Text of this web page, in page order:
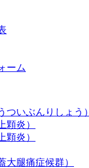
ーム
ついぶんりしょう）
顆炎）
顆炎）
大腿痛症候群）